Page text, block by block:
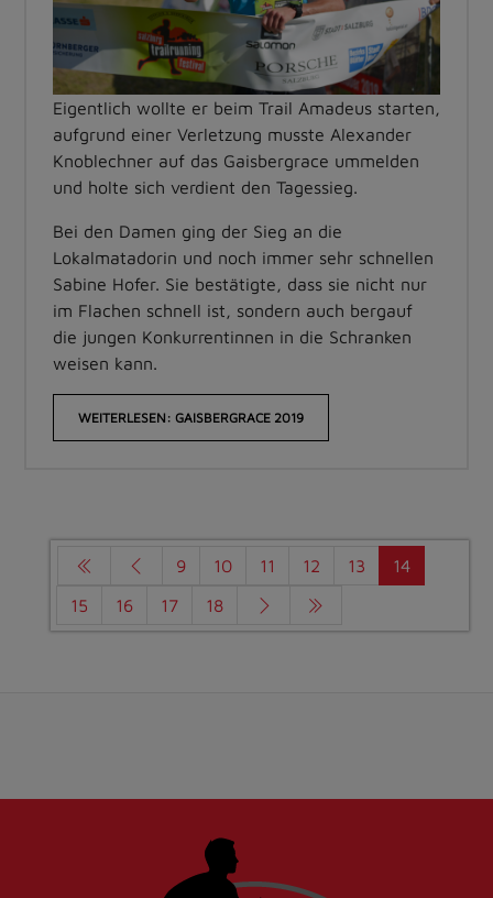
Eigentlich wollte er beim Trail Amadeus starten,
aufgrund einer Verletzung musste Alexander
Knoblechner auf das Gaisbergrace ummelden
und holte sich verdient den Tagessieg.
Bei den Damen ging der Sieg an die
Lokalmatadorin und noch immer sehr schnellen
Sabine Hofer. Sie bestätigte, dass sie nicht nur
im Flachen schnell ist, sondern auch bergauf
die jungen Konkurrentinnen in die Schranken
weisen kann.
WEITERLESEN: GAISBERGRACE 2019
9 10 11 12 13
14
15
16 17 18